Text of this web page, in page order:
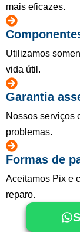
mais eficazes.
Utilizamos
vida útil.
Garantia
Nossos serviços
problemas.
Formas de
Aceitamos Pix e
reparo.